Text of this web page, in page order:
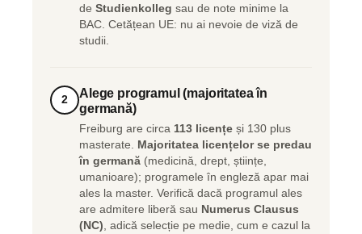
de Studienkolleg sau de note minime la
BAC. Cetățean UE: nu ai nevoie de viză de
studii.
2
Alege programul (majoritatea în
germană)
Freiburg are circa 113 licențe și 130 plus
masterate.
Majoritatea licențelor se predau
în germană (medicină, drept, științe,
umanioare); programele în engleză apar mai
ales la master. Verifică dacă programul ales
are admitere liberă sau Numerus Clausus
(NC) , adică selecție pe medie, cum e cazul la